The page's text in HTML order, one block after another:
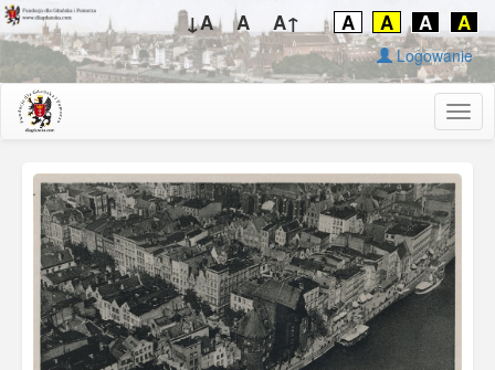
↓A A A↑ A A A A
Logowanie